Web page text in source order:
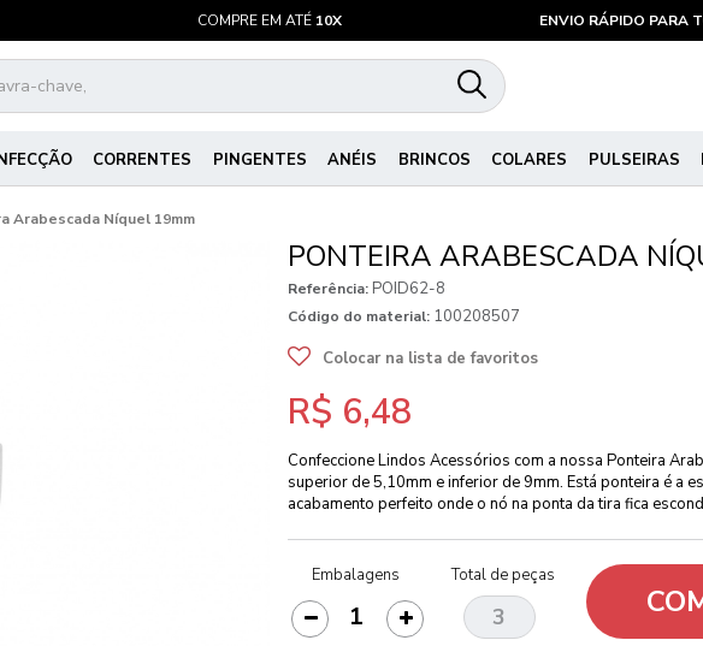
COMPRE EM ATÉ 10X ENVIO RÁPIDO PARA
CORRENTES PINGENTES ANÉIS BRINCOS COLARES PULSEIRAS
Arabescada Níquel 19mm
PONTEIRA ARABESCADA
Referência: POID62-8
Código do material: 100208507
Colocar na lista de favoritos
R$ 6,48
Confeccione Lindos Acessórios com a nossa Ponteira
superior de 5,10mm e inferior de 9mm. Está ponteira é a
acabamento perfeito onde o nó na ponta da tira fica
Embalagens Total de peças